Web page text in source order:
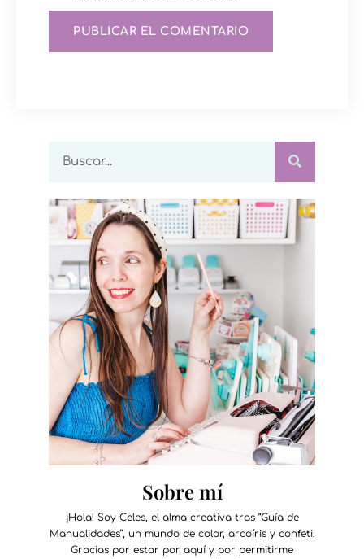
Sobre mí
¡Hola! Soy Celes, el alma creativa tras “Guía de
Manualidades”, un mundo de color, arcoíris y confeti.
Gracias por estar por aquí y por permitirme